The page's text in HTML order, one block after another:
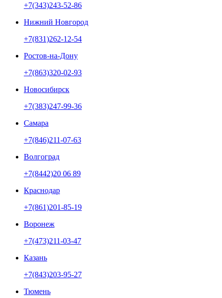
+7(343)243-52-86
Нижний Новгород
+7(831)262-12-54
Ростов-на-Дону
+7(863)320-02-93
Новосибирск
+7(383)247-99-36
Самара
+7(846)211-07-63
Волгоград
+7(8442)20 06 89
Краснодар
+7(861)201-85-19
Воронеж
+7(473)211-03-47
Казань
+7(843)203-95-27
Тюмень